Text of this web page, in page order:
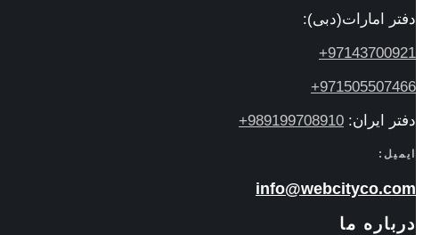
دفتر امارات(دبی):
97143700921+
971505507466+
دفتر ایران: 989199708910+
ایمیل:
info@webcityco.com
درباره ما